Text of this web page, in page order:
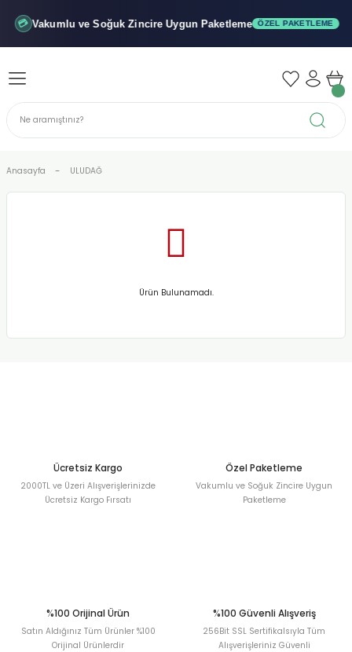
💳 Vakumlu ve SoğukZincire Uygun Paketleme ÖZEL PAKETLEME
Geri Dön
Geri Dön
Geri Dön
Anasayfa ULUDAĞ
Ürün Bulunamadı.
Ücretsiz Kargo
2000TL ve Üzeri Alışverişlerinizde
Ücretsiz Kargo Fırsatı
Özel Paketleme
Vakumlu ve Soğuk Zincire Uygun
Paketleme
%100 Orijinal Ürün
Satın Aldığınız Tüm Ürünler %100
Orijinal Ürünlerdir
%100 Güvenli Alışveriş
256Bit SSL Sertifikalsıyla Tüm
Alışverişleriniz Güvenli